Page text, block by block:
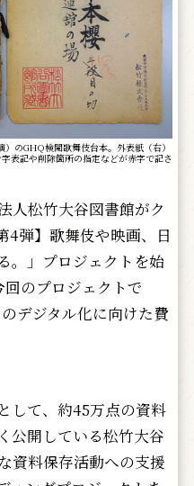
のGHQ検閲歌舞伎台本。外表紙（右）
表記や削除箇所の指定などが赤字で記さ
人松竹大谷図書館がク
4弾】歌舞伎や映画、日
。」プロジェクトを始
のプロジェクトで
デジタル化に向けた費
して、約45万点の資料
公開している松竹大谷
資料保存活動への支援